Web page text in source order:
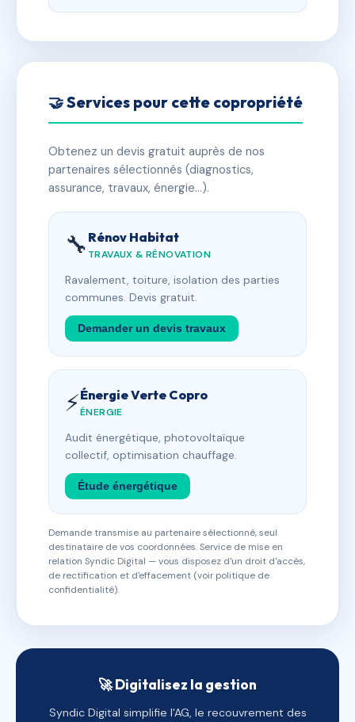
🤝 Services pour cette copropriété
Obtenez un devis gratuit auprès de nos
partenaires sélectionnés (diagnostics,
assurance, travaux, énergie…).
🔧 Rénov Habitat
TRAVAUX & RÉNOVATION
Ravalement, toiture, isolation des parties
communes. Devis gratuit.
Demander un devis travaux
⚡Énergie Verte Copro
ÉNERGIE
Audit énergétique, photovoltaïque
collectif, optimisation chauffage.
Étude énergétique
Demande transmise au partenaire sélectionné, seul
destinataire de vos coordonnées. Service de mise en
relation Syndic Digital — vous disposez d'un droit d'accès,
de rectification et d'effacement (voir politique de
confidentialité).
🚀 Digitalisez la gestion
Syndic Digital simplifie l'AG, le recouvrement des